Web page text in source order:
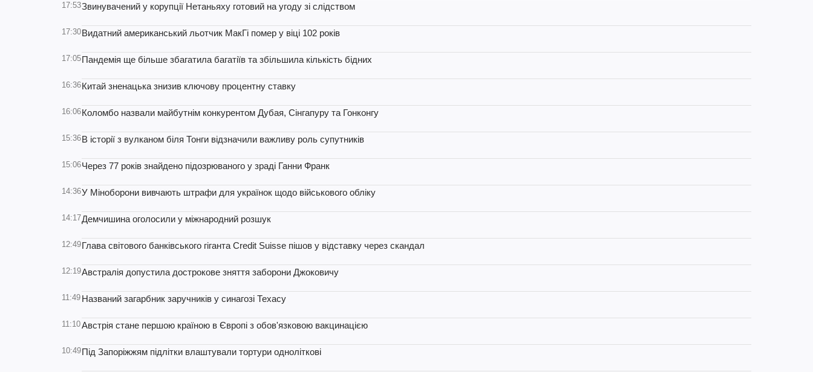
17:53Звинувачений у корупції Нетаньяху готовий на угоду зі слідством
17:30Видатний американський льотчик МакГі помер у віці 102 років
17:05Пандемія ще більше збагатила багатіїв та збільшила кількість бідних
16:36Китай зненацька знизив ключову процентну ставку
16:06Коломбо назвали майбутнім конкурентом Дубая, Сінгапуру та Гонконгу
15:36В історії з вулканом біля Тонги відзначили важливу роль супутників
15:06Через 77 років знайдено підозрюваного у зраді Ганни Франк
14:36У Міноборони вивчають штрафи для українок щодо військового обліку
14:17Демчишина оголосили у міжнародний розшук
12:49Глава світового банківського гіганта Credit Suisse пішов у відставку через скандал
12:19Австралія допустила дострокове зняття заборони Джоковичу
11:49 Названий загарбник заручників у синагозі Техасу
11:10Австрія стане першою країною в Європі з обов'язковою вакцинацією
10:49Під Запоріжжям підлітки влаштували тортури одноліткові